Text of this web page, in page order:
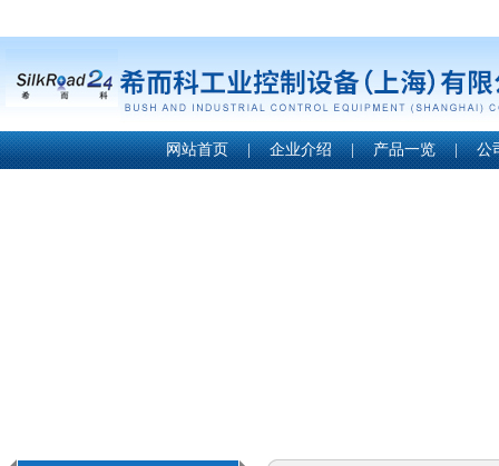
网站首页 | 企业介绍 | 产品一览 | 公